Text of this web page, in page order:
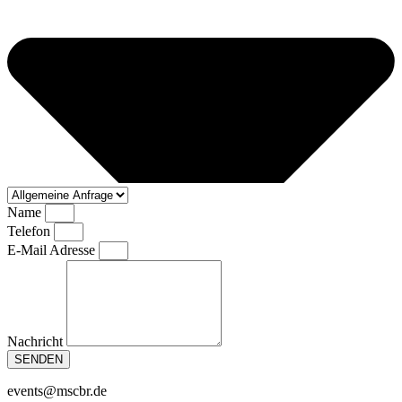
Name
Telefon
E-Mail Adresse
Nachricht
SENDEN
events@mscbr.de